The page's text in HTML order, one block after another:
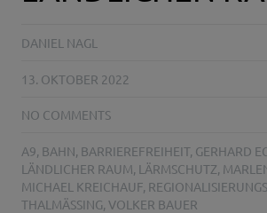
DANIEL NAGL
13. OKTOBER 2022
NO COMMENTS
A9, BAHN, BARRIEREFREIHEIT, GERHARD
LÄNDLICHER RAUM, LÄRMSCHUTZ,
MICHAEL KREICHAUF,
THALMÄSSING, VOLKER BAUER